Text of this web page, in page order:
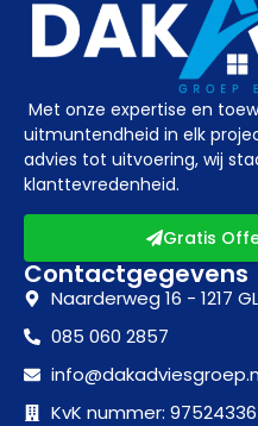
Met onze expertise en
uitmuntendheid in elk
advies tot uitvoering, wij
klanttevredenheid.
Gratis
Contactgegevens
Naarderweg 16 - 1217
085 060 2857
KvK nummer: 97524336